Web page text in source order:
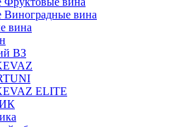
Виноградные вина
вина
ВЗ
ELITE